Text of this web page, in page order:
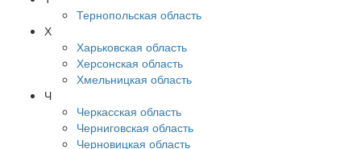
Тернопольская область
Х
Харьковская область
Херсонская область
Хмельницкая область
Ч
Черкасская область
Черниговская область
Черновицкая область